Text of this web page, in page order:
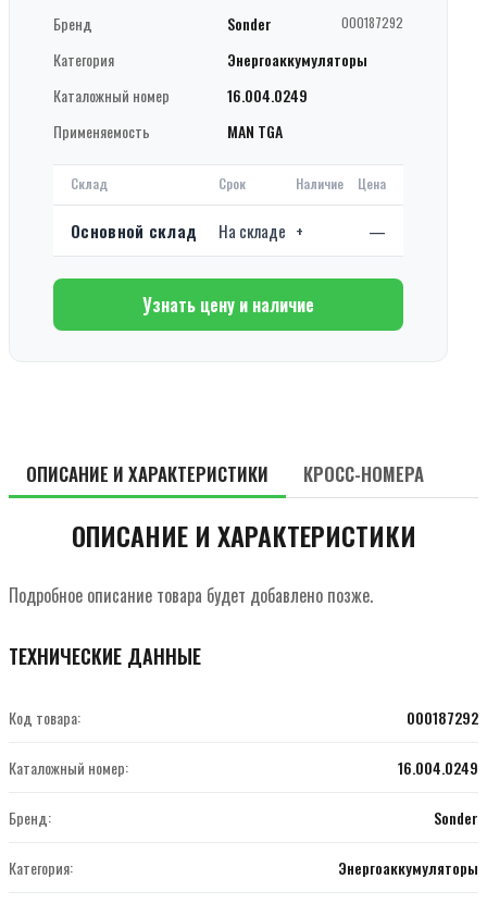
Бренд Sonder 000187292
Категория
Энергоаккумуляторы
Каталожный номер
16.004.0249
Применяемость
MAN TGA
Склад Срок Наличие Цена
Основной склад На складе + —
Узнать цену и наличие
ОПИСАНИЕ И ХАРАКТЕРИСТИКИ КРОСС-НОМЕРА
ОПИСАНИЕ И ХАРАКТЕРИСТИКИ
Подробное описание товара будет добавлено позже.
ТЕХНИЧЕСКИЕ ДАННЫЕ
Код товара: 000187292
Каталожный номер: 16.004.0249
Бренд: Sonder
Категория: Энергоаккумуляторы